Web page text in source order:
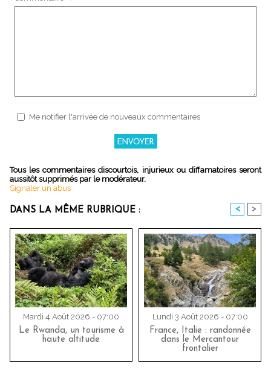
Me notifier l'arrivée de nouveaux commentaires
Tous les commentaires discourtois, injurieux ou diffamatoires seront
aussitôt supprimés par le modérateur.
Signaler un abus
DANS LA MÊME RUBRIQUE : < >
Mardi 4 Août 2026 - 07:00
Le Rwanda, un tourisme à
haute altitude
Lundi 3 Août 2026 - 07:00
France, Italie : randonnée
dans le Mercantour
frontalier